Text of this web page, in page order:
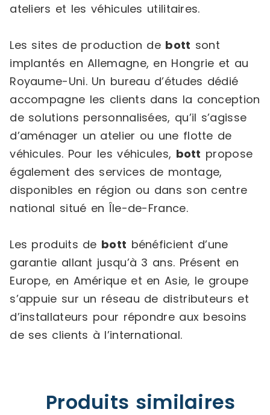
ateliers et les véhicules utilitaires.
Les sites de production de bott sont
implantés en Allemagne, en Hongrie et au
Royaume-Uni. Un bureau d’études dédié
accompagne les clients dans la conception
de solutions personnalisées, qu’il s’agisse
d’aménager un atelier ou une flotte de
véhicules. Pour les véhicules, bott propose
également des services de montage,
disponibles en région ou dans son centre
national situé en Île-de-France.
Les produits de bott bénéficient d’une
garantie allant jusqu’à 3 ans. Présent en
Europe, en Amérique et en Asie, le groupe
s’appuie sur un réseau de distributeurs et
d’installateurs pour répondre aux besoins
de ses clients à l’international.
Produits similaires